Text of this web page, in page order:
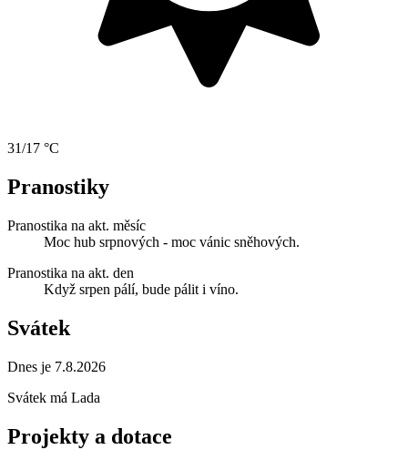
31/17 °C
Pranostiky
Pranostika na akt. měsíc
Moc hub srpnových - moc vánic sněhových.
Pranostika na akt. den
Když srpen pálí, bude pálit i víno.
Svátek
Dnes je 7.8.2026
Svátek má Lada
Projekty a dotace